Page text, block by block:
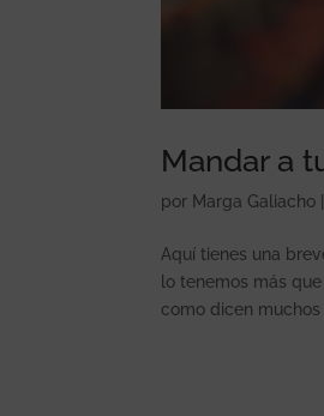
Mandar a
por Marga Galiacho
Aquí tienes una
lo tenemos más
como dicen muchos